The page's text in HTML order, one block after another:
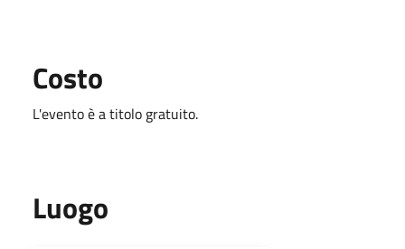
Costo
L'evento è a titolo gratuito.
Luogo